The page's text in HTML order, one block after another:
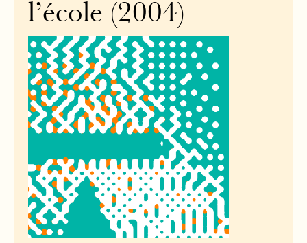
l’école (2004)